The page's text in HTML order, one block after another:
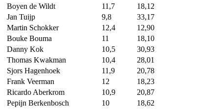
Boyen de Wildt
11,7
18,12
Jan Tuijp
9,8
33,17
Martin Schokker
12,4
12,90
Bouke Bouma
11
18,10
Danny Kok
10,5
30,93
Thomas Kwakman
10,4
28,01
Sjors Hagenhoek
11,9
20,78
Frank Veerman
12
18,23
Ricardo Aberkrom
10,9
20,87
Pepijn Berkenbosch
10
18,62